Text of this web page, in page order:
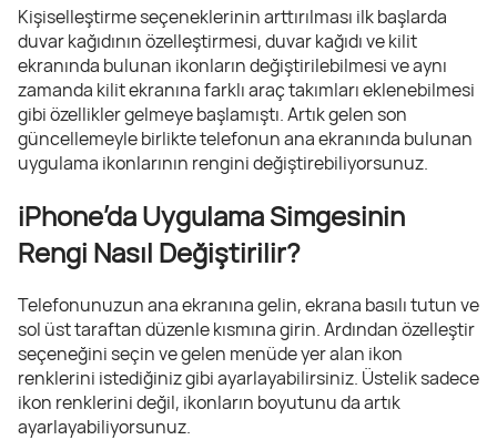
Kişiselleştirme seçeneklerinin arttırılması ilk başlarda
duvar kağıdının özelleştirmesi, duvar kağıdı ve kilit
ekranında bulunan ikonların değiştirilebilmesi ve aynı
zamanda kilit ekranına farklı araç takımları eklenebilmesi
gibi özellikler gelmeye başlamıştı. Artık gelen son
güncellemeyle birlikte telefonun ana ekranında bulunan
uygulama ikonlarının rengini değiştirebiliyorsunuz.
iPhone’da Uygulama Simgesinin
Rengi Nasıl Değiştirilir?
Telefonunuzun ana ekranına gelin, ekrana basılı tutun ve
sol üst taraftan düzenle kısmına girin. Ardından özelleştir
seçeneğini seçin ve gelen menüde yer alan ikon
renklerini istediğiniz gibi ayarlayabilirsiniz. Üstelik sadece
ikon renklerini değil, ikonların boyutunu da artık
ayarlayabiliyorsunuz.